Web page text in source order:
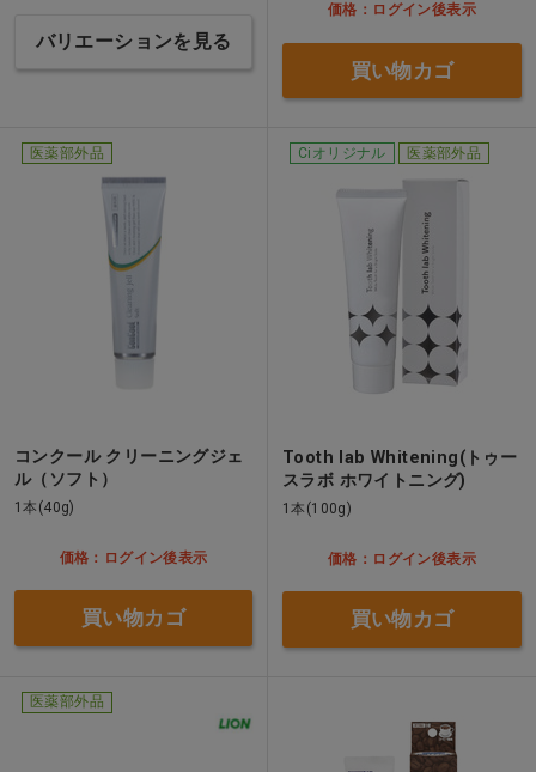
バリエーションを見る
価格：ログイン後表示
買い物カゴ
医薬部外品
コンクール クリーニングジェ
ル（ソフト）
1本(40g)
価格：ログイン後表示
買い物カゴ
Ciオリジナル 医薬部外品
Tooth lab Whitening(トゥー
スラボ ホワイトニング)
1本(100g)
価格：ログイン後表示
買い物カゴ
医薬部外品